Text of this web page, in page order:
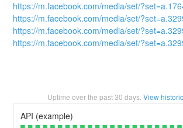
https://m.facebook.com/media/set/
https://m.facebook.com/media/set/
https://m.facebook.com/media/set/
https://m.facebook.com/media/set/
Uptime over the past30 days. View
API (example)